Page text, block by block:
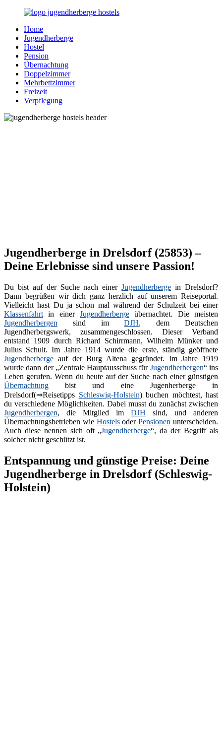
Zurück
Inhalt
Jugendherberge-
Hostels.de
Reisen
junge
jung
gebliebene
Menschen
Home
Jugendherberge
Hostel
Pension
Übernachtung
Doppelzimmer
Mehrbettzimmer
Freizeit
Verpflegung
Jugendherberge in Drelsdorf (25853) –
Deine Erlebnisse sind unsere Passion!
Du bist auf der Suche nach einerJugendherberge in Drelsdorf?
Dann begrüßen wir dich ganz herzlich auf unserem Reiseportal.
Vielleicht hast Du ja schon mal während der Schulzeit bei einer
Klassenfahrt in einer Jugendherberge übernachtet. Die meisten
Jugendherbergen sind imDJH, dem Deutschen
Jugendherbergswerk, zusammengeschlossen. Dieser Verband
entstand 1909 durch Richard Schirrmann, Wilhelm Münker und
Julius Schult. Im Jahre 1914 wurde die erste, ständig geöffnete
Jugendherberge auf der Burg Altena gegründet. Im Jahre 1919
wurde dann der „Zentrale Hauptausschuss für Jugendherbergen“ ins
Leben gerufen. Wenn du heute auf der Suche nach einer günstigen
Übernachtung bist und eine Jugenherberge in
Drelsdorf(⇒Reisetipps Schleswig-Holstein) buchen möchtest, hast
du verschiedene Möglichkeiten. Dabei musst du zunächst zwischen
Jugendherbergen, die Mitglied im DJH sind, und anderen
Übernachtungsbetrieben wie HostelsoderPensionen unterscheiden.
Auch diese nennen sich oft „Jugendherberge“, da der Begriff als
solcher nicht geschützt ist.
Entspannung und günstige Preise: Deine
Jugendherberge in Drelsdorf (Schleswig-
Holstein)